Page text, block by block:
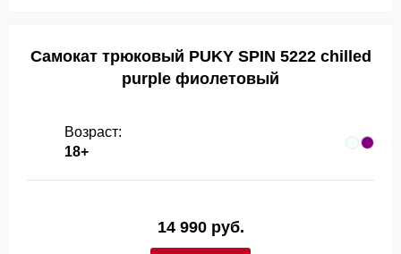
Самокат трюковый PUKY SPIN 5222 chilled
purple фиолетовый
Возраст:
18+
14 990 руб.